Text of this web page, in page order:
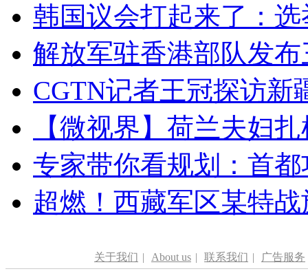
韩国议会打起来了：
解放军驻香港部队发
CGTN记者王冠探访新
【微视界】荷兰夫妇
专家带你看规划：首
超燃！西藏军区某特
关于我们 | About us | 联系我们 | 广告服务